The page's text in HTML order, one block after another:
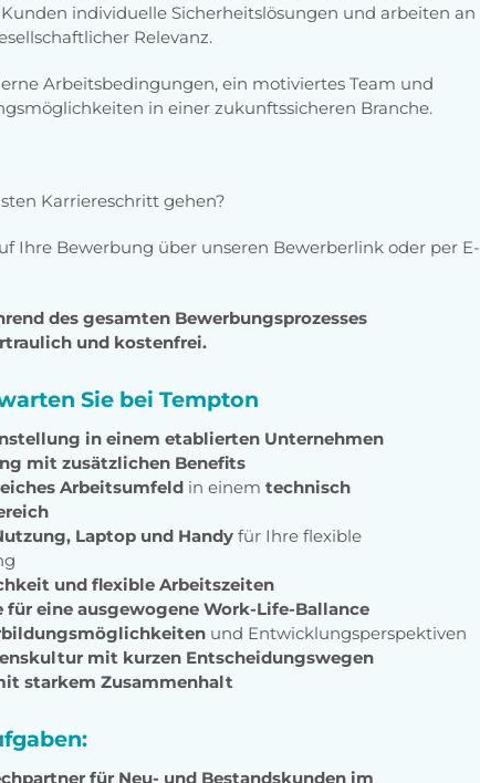
individuelle Sicherheitslösungen und arbeiten an
Relevanz.
Arbeitsbedingungen, ein motiviertes Team und
in einer zukunftssicheren Branche.
Karriereschritt gehen?
Ihre Bewerbung über unseren Bewerberlink oder per E-
des gesamten Bewerbungsprozesses
und kostenfrei.
Sie bei Tempton
in einem etablierten Unternehmen
mit zusätzlichen Benefits
Arbeitsumfeld in einem technisch
Laptop und Handy für Ihre flexible
und flexible Arbeitszeiten
für eine ausgewogene Work-Life-Ballance
und Entwicklungsperspektiven
mit kurzen Entscheidungswegen
starkem Zusammenhalt
für Neu- und Bestandskunden im